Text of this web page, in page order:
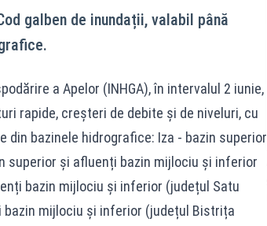
galben de inundații, valabil până
a Apelor (INHGA), în intervalul 2 iunie,
rapide, creșteri de debite și de niveluri, cu
din bazinele hidrografice: Iza - bazin superior
superior și afluenți bazin mijlociu și inferior
bazin mijlociu și inferior (județul Satu
bazin mijlociu și inferior (județul Bistrița